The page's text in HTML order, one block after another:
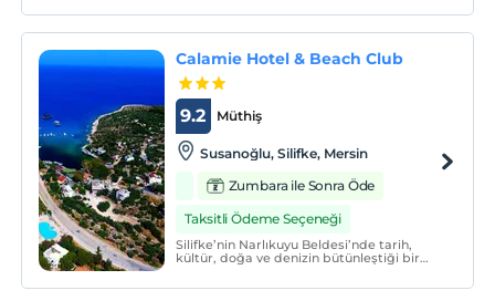
hizmeti bulunmaktadır.
Calamie Hotel & Beach Club
Müthiş
9.2
Susanoğlu, Silifke, Mersin
Zumbara ile Sonra Öde
Taksitli Ödeme Seçeneği
Silifke’nin Narlıkuyu Beldesi’nde tarih,
kültür, doğa ve denizin bütünleştiği bir